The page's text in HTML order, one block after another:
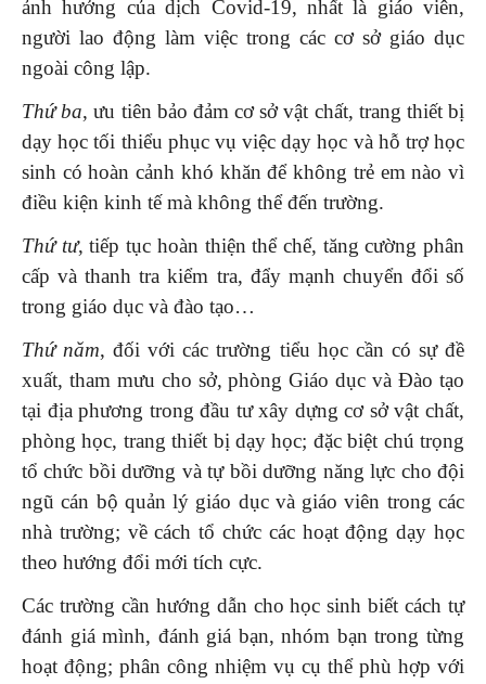
ảnh hưởng của dịch Covid-19, nhất là giáo viên,
người lao động làm việc trong các cơ sở giáo dục
ngoài công lập.
Thứ ba, ưu tiên bảo đảm cơ sở vật chất, trang thiết bị
dạy học tối thiểu phục vụ việc dạy học và hỗ trợ học
sinh có hoàn cảnh khó khăn để không trẻ em nào vì
điều kiện kinh tế mà không thể đến trường.
Thứ tư, tiếp tục hoàn thiện thể chế, tăng cường phân
cấp và thanh tra kiểm tra, đẩy mạnh chuyển đổi số
trong giáo dục và đào tạo…
Thứ năm, đối với các trường tiểu học cần có sự đề
xuất, tham mưu cho sở, phòng Giáo dục và Đào tạo
tại địa phương trong đầu tư xây dựng cơ sở vật chất,
phòng học, trang thiết bị dạy học; đặc biệt chú trọng
tổ chức bồi dưỡng và tự bồi dưỡng năng lực cho đội
ngũ cán bộ quản lý giáo dục và giáo viên trong các
nhà trường; về cách tổ chức các hoạt động dạy học
theo hướng đổi mới tích cực.
Các trường cần hướng dẫn cho học sinh biết cách tự
đánh giá mình, đánh giá bạn, nhóm bạn trong từng
hoạt động; phân công nhiệm vụ cụ thể phù hợp với